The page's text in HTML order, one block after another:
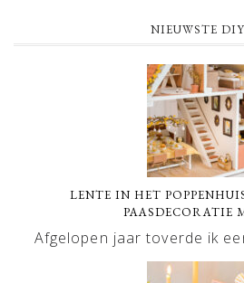
NIEUWSTE
LENTE IN HET
PAASDECORATIE
Afgelopen jaar toverde ik